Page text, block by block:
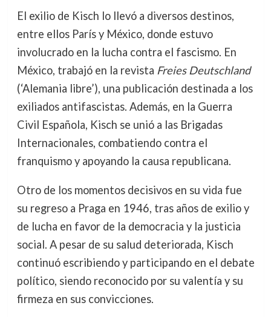
El exilio de Kisch lo llevó a diversos destinos,
entre ellos París y México, donde estuvo
involucrado en la lucha contra el fascismo. En
México, trabajó en la revista Freies Deutschland
(‘Alemania libre’), una publicación destinada a los
exiliados antifascistas. Además, en la Guerra
Civil Española, Kisch se unió a las Brigadas
Internacionales, combatiendo contra el
franquismo y apoyando la causa republicana.
Otro de los momentos decisivos en su vida fue
su regreso a Praga en 1946, tras años de exilio y
de lucha en favor de la democracia y la justicia
social. A pesar de su salud deteriorada, Kisch
continuó escribiendo y participando en el debate
político, siendo reconocido por su valentía y su
firmeza en sus convicciones.